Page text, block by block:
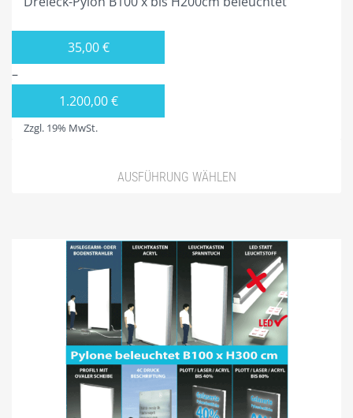
PROJEKTIERUNG
4ECK-PYLONE
VIERECK PYLONE B100 CM
VIERECK PYLONE B125CM
VIERECK PYLONE B300CM
VIERECK PYLONE B100CM BELEUCHTET
VIERECK PYLONE B125CM BELEUCHTET
VIERECK PYLONE B150CM BELEUCHTET
VIERECK PYLONE B200CM BELEUCHTET
VIERECK PYLONE B250CM BELEUCHTET
35,00€
–
1.200,00€
Zzgl. 19% MwSt.
AUSFÜHRUNG WÄHLEN